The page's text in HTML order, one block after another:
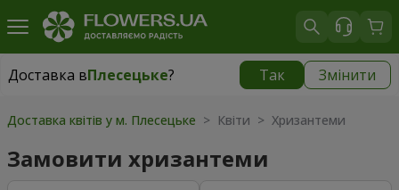
Доставка вПлесецьке? Так Змінити
Доставка вПлесецьке|
Доставка квітів у м. Плесецьке > Квіти > Хризантеми
Замовити хризантеми